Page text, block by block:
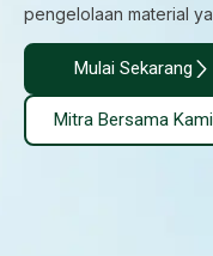
pengelolaan material
Mulai Sekarang
Mitra Bersama Kami